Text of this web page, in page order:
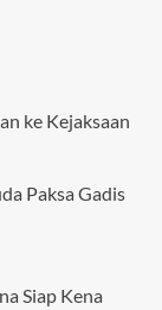
ke Kejaksaan
Paksa Gadis
Siap Kena